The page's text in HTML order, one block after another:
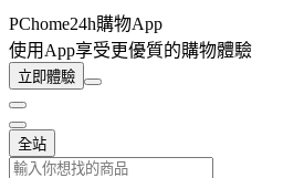
PChome24h購物App
使用App享受更優質的購物體驗
立即體驗
全站